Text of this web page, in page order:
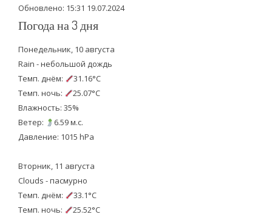
Обновлено: 15:31 19.07.2024
Погода на 3 дня
Понедельник, 10 августа
Rain - небольшой дождь
Темп. днём:
31.16°C
Темп. ночь:
25.07°C
Влажность: 35%
Ветер:
6.59 м.с.
Давление: 1015 hPa
Вторник, 11 августа
Clouds - пасмурно
Темп. днём:
33.1°C
Темп. ночь:
25.52°C